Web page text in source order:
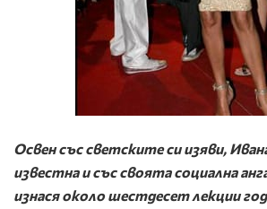
Освен със светските си изяви,
известна и със своята социална
изнася около шестдесет лекции